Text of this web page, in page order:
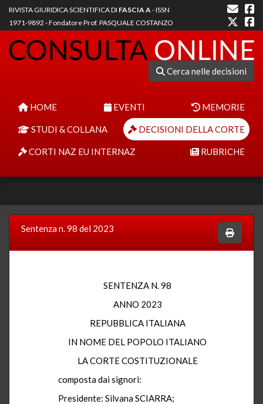
RIVISTA GIURIDICA SCIENTIFICA DI FASCIA A- ISSN
1971-9892 - Fondatore Prof. PASQUALE COSTANZO
Cerca nelle decisioni
HOME EVENTI MEMORIE
STUDI & COLLANA DECISIONI DELLA CORTE
CORTI NAZ EU INTERNAZ RUBRICHE
Sentenza n. 98 del 2023
SENTENZA N. 98
ANNO 2023
REPUBBLICA ITALIANA
IN NOME DEL POPOLO ITALIANO
LA CORTE COSTITUZIONALE
composta dai signori:
Presidente: Silvana SCIARRA;